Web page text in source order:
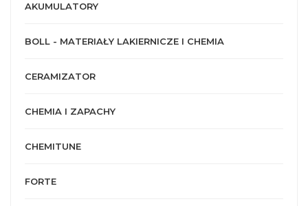
AKUMULATORY
BOLL - MATERIAŁY LAKIERNICZE I CHEMIA
CERAMIZATOR
CHEMIA I ZAPACHY
CHEMITUNE
FORTE